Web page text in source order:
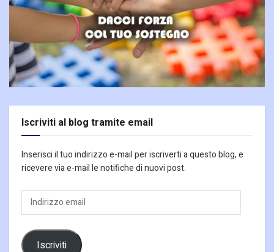
Iscriviti al blog tramite email
Inserisci il tuo indirizzo e-mail per iscriverti a questo blog, e
ricevere via e-mail le notifiche di nuovi post.
Indirizzo
email
Iscriviti